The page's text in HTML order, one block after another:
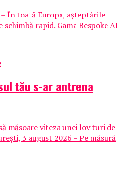
În toată Europa, așteptările
rapid. Gama Bespoke AI
tău s-ar antrena
măsoare viteza unei lovituri de
3 august 2026 – Pe măsură